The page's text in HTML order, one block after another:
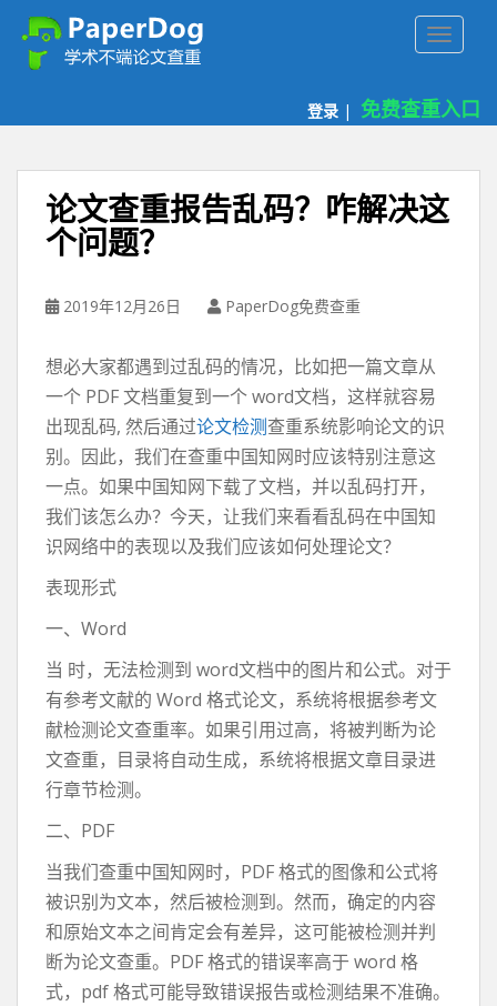
登录 | 免费查重入口
论文查重报告乱码？咋解决这
个问题？
2019年12月26日 PaperDog免费查重
想必大家都遇到过乱码的情况，比如把一篇文章从
一个 PDF 文档重复到一个 word文档，这样就容易
出现乱码, 然后通过论文检测查重系统影响论文的识
别。因此，我们在查重中国知网时应该特别注意这
一点。如果中国知网下载了文档，并以乱码打开，
我们该怎么办？今天，让我们来看看乱码在中国知
识网络中的表现以及我们应该如何处理论文？
表现形式
一、Word
当 时，无法检测到 word文档中的图片和公式。对于
有参考文献的 Word 格式论文，系统将根据参考文
献检测论文查重率。如果引用过高，将被判断为论
文查重，目录将自动生成，系统将根据文章目录进
行章节检测。
二、PDF
当我们查重中国知网时，PDF 格式的图像和公式将
被识别为文本，然后被检测到。然而，确定的内容
和原始文本之间肯定会有差异，这可能被检测并判
断为论文查重。PDF 格式的错误率高于 word 格
式，pdf 格式可能导致错误报告或检测结果不准确。